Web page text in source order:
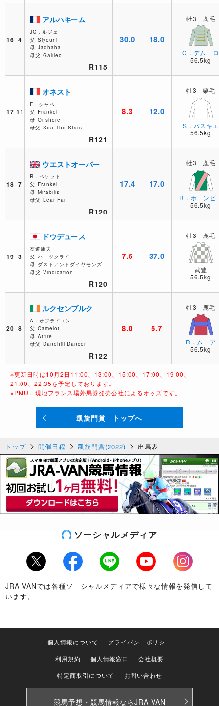
16 4
アルハキーム
JC．ルジェ
父 Siyouni
母 Jadhaba
母父 Galileo
R115
30.0 18.0
牡3 鹿毛
C．デムーロ
56.5kg
17 11
オネスト
F．シャペ
父 Frankel
母 Onshore
母父 Sea The Stars
R121
8.3 12.0
牡3 栗毛
S．パスキエ
56.5kg
18 7
ウエストオーバー
R．ベケット
父 Frankel
母 Mirabilis
母父 Lear Fan
R120
17.4 17.0
牡3 鹿毛
R．ホーンビ
56.5kg
19 3
ドウデュース
友道康夫
父 ハーツクライ
母 ダストアンドダイヤモンズ
母父 Vindication
R120
7.5 37.0
牡3 鹿毛
武豊
56.5kg
20 8
ルクセンブルク
A．オブライエン
父 Camelot
母 Attire
母父 Danehill Dancer
R122
8.0 5.7
牡3 鹿毛
R．ムーア
56.5kg
※更新日時は10月2日11:00、13:00、15:00、17:00、19:00、
21:00、22:35を予定しております。
※PMU＝現地フランス場外馬券発売公社によるオッズです。
凱旋門賞 トップへ
トップ 開催日程 凱旋門賞(2022) 出馬表
ソーシャルメディア
Twitter Facebook LINE Youtube
Instagram
JRA-VANでは各種ソーシャルメディアで様々な情報を発信して
います。
個人情報について
プライバシーポリシー
利用規約
個人情報窓口
会社概要
特定商取引について
お問い合わせ
競馬予想・競馬情報ならJRA-VAN